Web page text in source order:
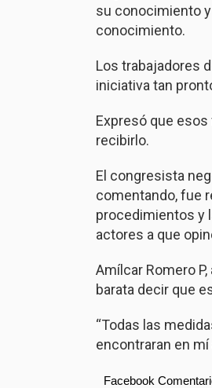
su conocimiento
conocimiento.
Los trabajadores
iniciativa tan
Expresó que
recibirlo.
El congresista
comentando, fue
procedimientos y
actores a que
Amílcar Romero
barata decir que
“Todas las
encontraran en mí
Facebook